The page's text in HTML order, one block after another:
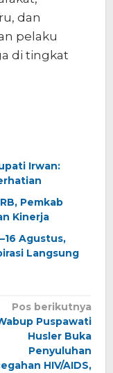
dan
pelaku
di tingkat
Irwan:
Pemkab
Kinerja
Agustus,
Langsung
Pos berikutnya
Puspawati
Husler Buka
Penyuluhan
HIV/AIDS,